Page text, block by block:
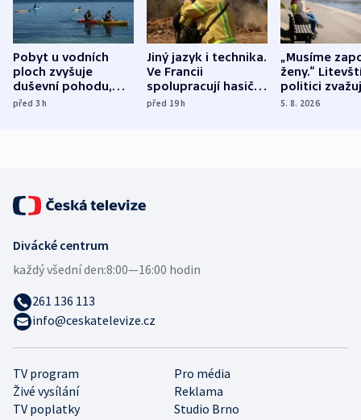
Pobyt u vodních
ploch zvyšuje
duševní pohodu,
ukázala
před 3h
Jiný jazyk i technika.
Ve Francii
spolupracují hasiči z
různých zemí
před 19h
„Musíme
ženy.“
politici
dohodu o
5. 8. 2026
TV program
Pro média
Živé vysílání
Reklama
TV poplatky
Studio Brno
Divácké centrum
každý všední den:8:00—16:00 hodin
261 136 113
info@ceskatelevize.cz